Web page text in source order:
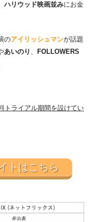
ハリウッド映画並みにお金
のアイリッシュマンが話題
あいのり
FOLLOWERS
トライアル期間を設けてい
トはこちら